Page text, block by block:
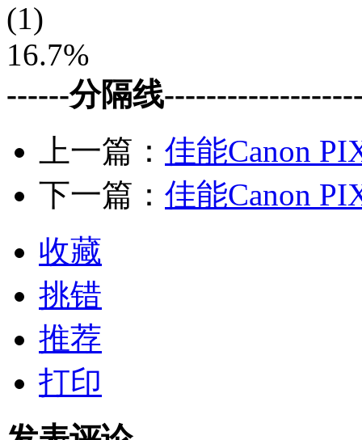
(1)
16.7%
------分隔线
上一篇： 佳能Canon
下一篇： 佳能Canon
收藏
挑错
推荐
打印